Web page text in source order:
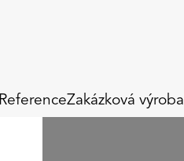
ReferenceZakázková výroba